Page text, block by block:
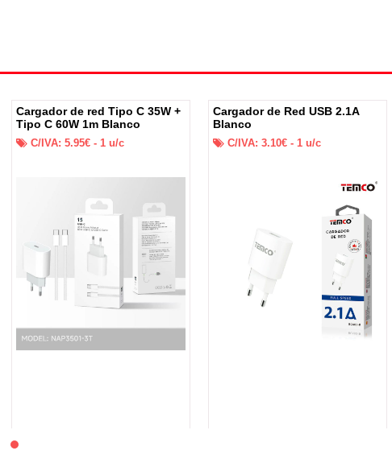
Cargador de red Tipo C 35W +
Tipo C 60W 1m Blanco
C/IVA: 5.95€ - 1u/c
Cargador de Red USB 2.1A
Blanco
C/IVA: 3.10€ - 1u/c